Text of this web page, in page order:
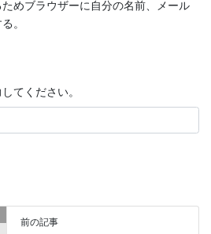
めブラウザーに自分の名前、メール
。
てください。
前の記事